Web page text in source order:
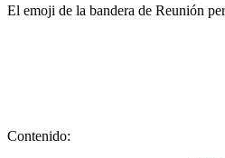
El emoji de la bandera de Reunión
Contenido: